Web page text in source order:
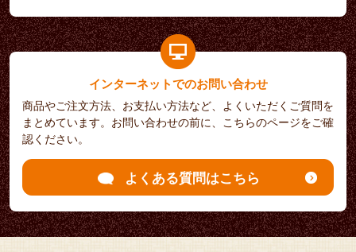
インターネットでのお問い合わせ
商品やご注文方法、お支払い方法など、よくいただくご質問を
まとめています。お問い合わせの前に、こちらのページをご確
認ください。
よくある質問はこちら